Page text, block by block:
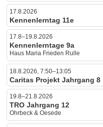
17.8.2026
Kennenlerntag 11e
17.8–19.8.2026
Kennenlerntage 9a
Haus Maria Frieden Rulle
18.8.2026, 7:50–13:05
Caritas Projekt Jahrgang 8
19.8–21.8.2026
TRO Jahrgang 12
Ohrbeck & Oesede